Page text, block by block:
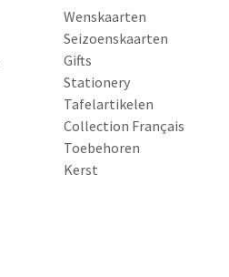
Wenskaarten
Seizoenskaarten
Gifts
Stationery
Tafelartikelen
Collection Français
Toebehoren
Kerst